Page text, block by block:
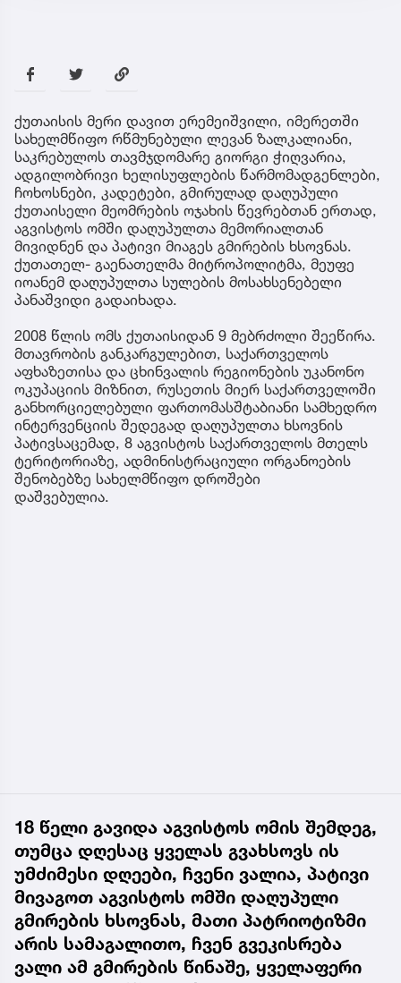
ქუთაისის მერი დავით ერემეიშვილი, იმერეთში
სახელმწიფო რწმუნებული ლევან ზალკალიანი,
საკრებულოს თავმჯდომარე გიორგი ჭიღვარია,
ადგილობრივი ხელისუფლების წარმომადგენლები,
ჩოხოსნები, კადეტები, გმირულად დაღუპული
ქუთაისელი მეომრების ოჯახის წევრებთან ერთად,
აგვისტოს ომში დაღუპულთა მემორიალთან
მივიდნენ და პატივი მიაგეს გმირების ხსოვნას.
ქუთათელ- გაენათელმა მიტროპოლიტმა, მეუფე
იოანემ დაღუპულთა სულების მოსახსენებელი
პანაშვიდი გადაიხადა.
2008 წლის ომს ქუთაისიდან 9 მებრძოლი შეეწირა.
მთავრობის განკარგულებით, საქართველოს
აფხაზეთისა და ცხინვალის რეგიონების უკანონო
ოკუპაციის მიზნით, რუსეთის მიერ საქართველოში
განხორციელებული ფართომასშტაბიანი სამხედრო
ინტერვენციის შედეგად დაღუპულთა ხსოვნის
პატივსაცემად, 8 აგვისტოს საქართველოს მთელს
ტერიტორიაზე, ადმინისტრაციული ორგანოების
შენობებზე სახელმწიფო დროშები
დაშვებულია.
18 წელი გავიდა აგვისტოს ომის შემდეგ,
თუმცა დღესაც ყველას გვახსოვს ის
უმძიმესი დღეები, ჩვენი ვალია, პატივი
მივაგოთ აგვისტოს ომში დაღუპული
გმირების ხსოვნას, მათი პატრიოტიზმი
არის სამაგალითო, ჩვენ გვეკისრება
ვალი ამ გმირების წინაშე, ყველაფერი